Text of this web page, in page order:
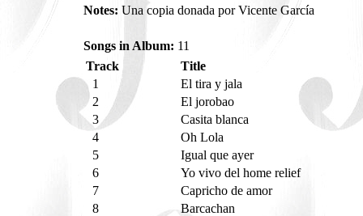
Notes: Una copia donada por Vicente García
Songs in Album: 11
Track
Title
1
El tira y jala
2
El jorobao
3
Casita blanca
4
Oh Lola
5
Igual que ayer
6
Yo vivo del home relief
7
Capricho de amor
8
Barcachan